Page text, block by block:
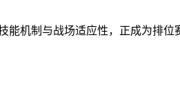
能机制与战场适应性，正成为排